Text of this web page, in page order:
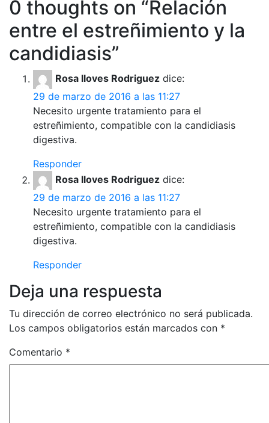
0 thoughts on “Relación
entre el estreñimiento y la
candidiasis”
Rosa lloves Rodriguez dice:
29 de marzo de 2016 a las 11:27
Necesito urgente tratamiento para el
estreñimiento, compatible con la candidiasis
digestiva.
Responder
Rosa lloves Rodriguez dice:
29 de marzo de 2016 a las 11:27
Necesito urgente tratamiento para el
estreñimiento, compatible con la candidiasis
digestiva.
Responder
Deja una respuesta
Tu dirección de correo electrónico no será publicada.
Los campos obligatorios están marcados con *
Comentario *